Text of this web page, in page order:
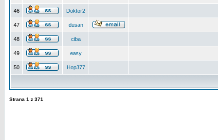
46 Doktor2
47 dusan
48 ciba
49 easy
50 Hop377
Strana 1 z 371